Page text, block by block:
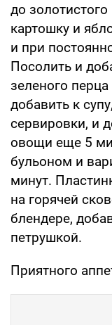
до
картошку и
и при
Посолить и
зеленого
добавить к
сервировки, и
овощи еще 5
бульоном и
минут.
на горячей
блендере,
петрушкой.
Приятного